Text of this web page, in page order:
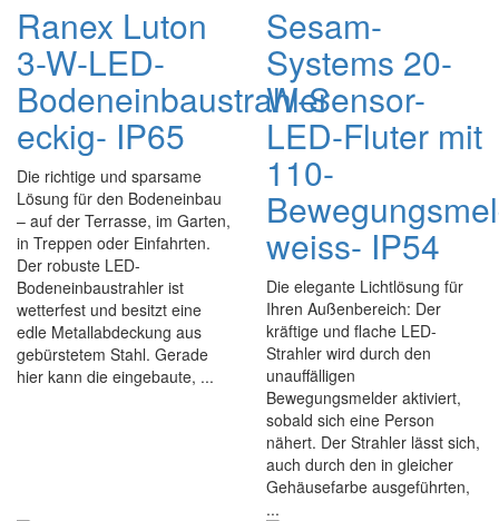
Ranex Luton
3-W-LED-
Bodeneinbaustrahler
eckig- IP65
Die richtige und sparsame
Lösung für den Bodeneinbau
– auf der Terrasse, im Garten,
in Treppen oder Einfahrten.
Der robuste LED-
Bodeneinbaustrahler ist
wetterfest und besitzt eine
edle Metallabdeckung aus
gebürstetem Stahl. Gerade
hier kann die eingebaute, ...
Sesam-
Systems 20-
W-Sensor-
LED-Fluter mit
110-
weiss- IP54
Die elegante Lichtlösung für
Ihren Außenbereich: Der
kräftige und flache LED-
Strahler wird durch den
unauffälligen
Bewegungsmelder aktiviert,
sobald sich eine Person
nähert. Der Strahler lässt sich,
auch durch den in gleicher
Gehäusefarbe ausgeführten,
...